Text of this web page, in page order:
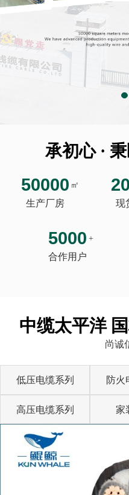
承初心 ·
50000 ㎡
生产厂房 现
5000 +
合作用户
中缆太平洋
尚诚
低压电缆系列 防火
高压电缆系列 家